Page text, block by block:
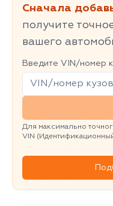
Сначала
получите
вашего
Введите VIN/номер
Для максимально
VIN